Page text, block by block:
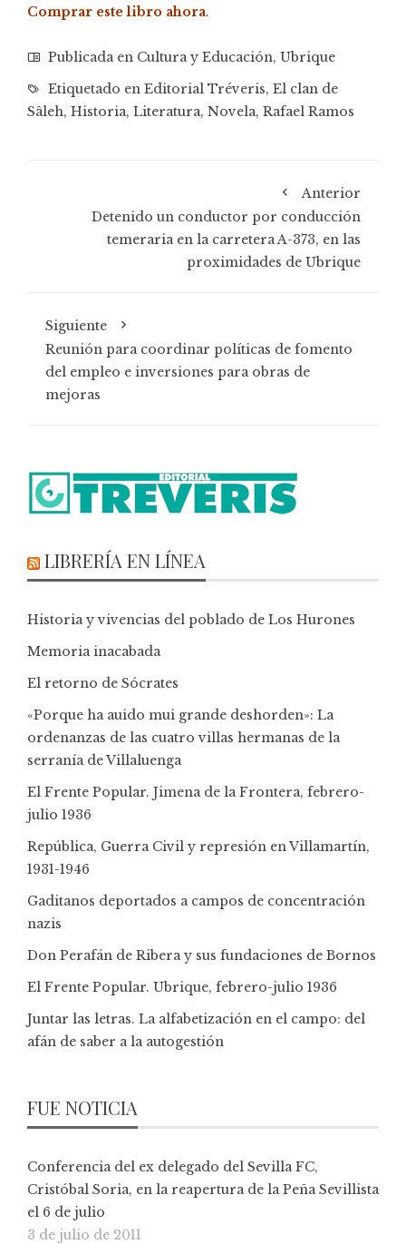
Comprar este libro ahora.
Publicada en Cultura y Educación, Ubrique
Etiquetado en Editorial Tréveris, El clan de
Sâleh, Historia, Literatura, Novela, Rafael Ramos
Anterior
Detenido un conductor por conducción
temeraria en la carretera A-373, en las
proximidades de Ubrique
Siguiente
Reunión para coordinar políticas de fomento
del empleo e inversiones para obras de
mejoras
LIBRERÍA EN LÍNEA
Historia y vivencias del poblado de Los Hurones
Memoria inacabada
El retorno de Sócrates
«Porque ha auido mui grande deshorden»: La
ordenanzas de las cuatro villas hermanas de la
serranía de Villaluenga
El Frente Popular. Jimena de la Frontera, febrero-
julio 1936
República, Guerra Civil y represión en Villamartín,
1931-1946
Gaditanos deportados a campos de concentración
nazis
Don Perafán de Ribera y sus fundaciones de Bornos
El Frente Popular. Ubrique, febrero-julio 1936
Juntar las letras. La alfabetización en el campo: del
afán de saber a la autogestión
FUE NOTICIA
Conferencia del ex delegado del Sevilla FC,
Cristóbal Soria, en la reapertura de la Peña Sevillista
el 6 de julio
3 de julio de 2011